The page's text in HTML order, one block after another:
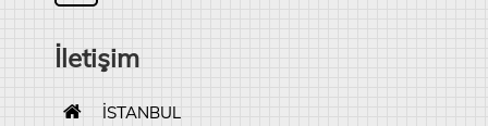
İletişim
İSTANBUL